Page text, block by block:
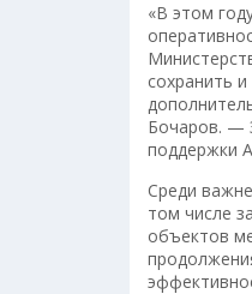
«В этом
сохранить
Бочаров. —
поддержки
Среди
том числе
объектов